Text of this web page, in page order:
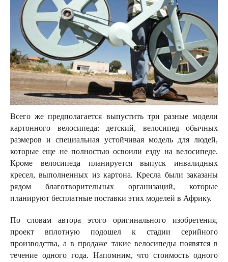
Всего же предполагается выпустить три разные модели
картонного велосипеда: детский, велосипед обычных
размеров и специальная устойчивая модель для людей,
которые еще не полностью освоили езду на велосипеде.
Кроме велосипеда планируется выпуск инвалидных
кресел, выполненных из картона. Кресла были заказаны
рядом благотворительных организаций, которые
планируют бесплатные поставки этих моделей в Африку.
По словам автора этого оригинального изобретения,
проект вплотную подошел к стадии серийного
производства, а в продаже такие велосипеды появятся в
течение одного года. Напомним, что стоимость одного